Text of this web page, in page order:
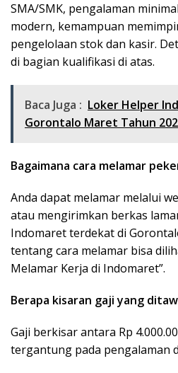
SMA/SMK, pengalaman
modern, kemampuan
pengelolaan stok dan kasir.
di bagian kualifikasi di atas.
Baca Juga : Loker Helper
Gorontalo Maret Tahun
Bagaimana cara melamar
Anda dapat melamar melalui
atau mengirimkan berkas
Indomaret terdekat di
tentang cara melamar bisa
Melamar Kerja di Indomaret”.
Berapa kisaran gaji yang
Gaji berkisar antara Rp
tergantung pada pengalaman